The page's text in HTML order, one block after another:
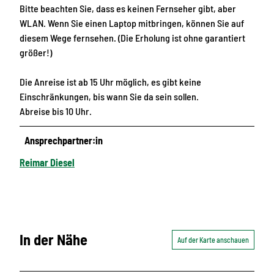
Bitte beachten Sie, dass es keinen Fernseher gibt, aber
WLAN. Wenn Sie einen Laptop mitbringen, können Sie auf
diesem Wege fernsehen. (Die Erholung ist ohne garantiert
größer!)
Die Anreise ist ab 15 Uhr möglich, es gibt keine
Einschränkungen, bis wann Sie da sein sollen.
Abreise bis 10 Uhr.
Ansprechpartner:in
Reimar Diesel
In der Nähe Auf der Karte anschauen